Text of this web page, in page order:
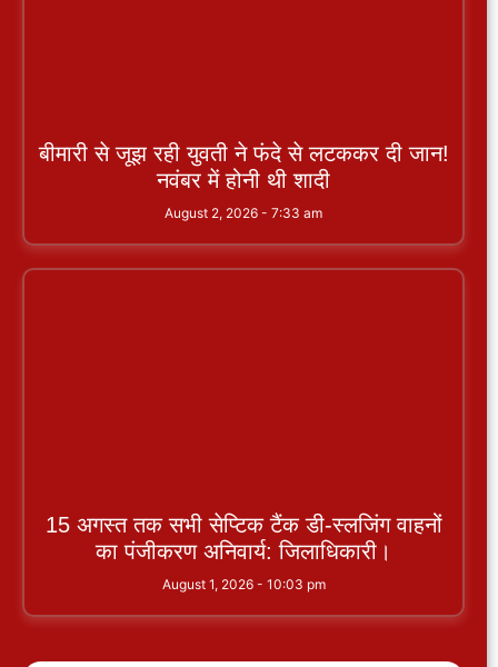
बीमारी से जूझ रही युवती ने फंदे से लटककर दी जान!
नवंबर में होनी थी शादी
August 2, 2026 7:33 am
15 अगस्त तक सभी सेप्टिक टैंक डी-स्लजिंग वाहनों
का पंजीकरण अनिवार्य: जिलाधिकारी।
August 1, 2026 10:03 pm